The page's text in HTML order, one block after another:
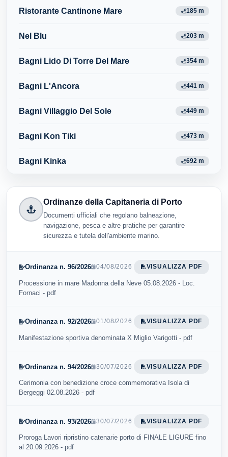
Ristorante Cantinone Mare 185 m
Nel Blu 203 m
Bagni Lido Di Torre Del Mare 354 m
Bagni L'Ancora 441 m
Bagni Villaggio Del Sole 449 m
Bagni Kon Tiki 473 m
Bagni Kinka 692 m
Ordinanze della Capitaneria di Porto
Documenti ufficiali che regolano balneazione,
navigazione, pesca e altre pratiche per garantire
sicurezza e tutela dell'ambiente marino.
Ordinanza n. 96/2026 04/08/2026 VISUALIZZA PDF
Processione in mare Madonna della Neve 05.08.2026 - Loc.
Fornaci - pdf
Ordinanza n. 92/2026 01/08/2026 VISUALIZZA PDF
Manifestazione sportiva denominata X Miglio Varigotti - pdf
Ordinanza n. 94/2026 30/07/2026 VISUALIZZA PDF
Cerimonia con benedizione croce commemorativa Isola di
Bergeggi 02.08.2026 - pdf
Ordinanza n. 93/2026 30/07/2026 VISUALIZZA PDF
Proroga Lavori ripristino catenarie porto di FINALE LIGURE fino
al 20.09.2026 - pdf